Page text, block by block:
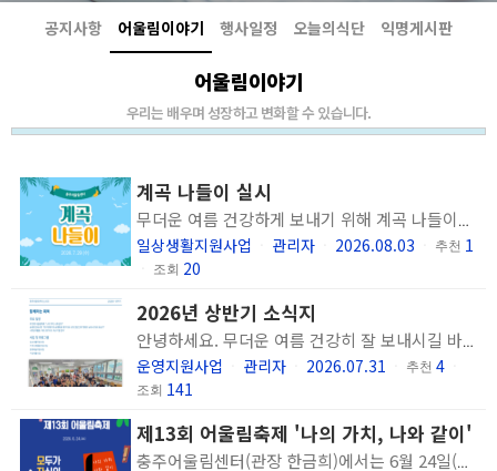
공지사항 어울림이야기 행사일정 오늘의식단 익명게시판
어울림이야기
우리는 배우며 성장하고 변화할 수 있습니다.
계곡 나들이 실시
무더운 여름 건강하게 보내기 위해 계곡 나들이를 진행하였습니다. 모두 여름 건강히 잘 보내시길 바라겠습니다. 하반기에도 이용인분들과 함께 배우고 성장하며 변화하고자 노력하겠습니다.
일상생활지원사업 관리자 2026.08.03 추천 1
조회 20
2026년 상반기 소식지
안녕하세요. 무더운 여름 건강히 잘 보내시길 바랍니다. 올해 상반기 동안 저희 기관과 이용인분들께 보내주신 관심과 응원 덕분에 다양한 경험을 하고 회복을 위해 노력할 수 있었습니다. 감사의 인사를 드리며, 상반기 동안의 활동과 이야기를 모은 소식지를 보내드립니다. 하반기에도 이용인분들이 지역사회에서 더불어 건강하게 살아갈 수 있도록 함께 하겠습니다. 감사합니다.
운영지원사업 관리자 2026.07.31 추천 4
조회 141
제13회 어울림축제 '나의 가치, 나와 같이'
충주어울림센터(관장 한금희)에서는 6월 24일(수) 달래강마을관리사회적협동조합 3층 북카페에서 제13회 어울림축제 '나의 가치, 나와 같이'를 개최했습니다. 모두가 자신의 무가치함과 싸우고 있다는 작은 주제로 나의 내면에 있는 가치로움을 탐색하고 자신과 싸우고 있는 것들에서 안정감을 찾는 방법을 찾고자 '마음 안정 굿즈 만들기', '가치탐색 메세지 적기' 부스를 운영하고 스스로를 조울러라 하며 회복과정의 일환으로 유튜브 활동을 꾸준히 하고 있는 채널<조우네 마음약국>의 크리에이터 조우님과 쫑박사님을 모시고 당사자의 회복과정과 가치로움에 대한 이야기를 나누는 의미 있는 시간을 가졌습니다. 충주어울림센터 회원분들이 열심히 준비한 악뮤의 소문의 낙원에 맞춰 율동을 하는 플래시몹을 선보이기도 했습니다. 치료의 개념으로 병을 억누르는 것이 아닌 질병 뒤에 있는, 있는 그대로의 나를 인정하면서 스스로를 보듬을 수 있는 힘을 기르자는 회복가치를 즐겁고 유쾌하게 풀어나갔던 이번 행사에 많은 관심과 응원을 보내주셔서 감사합니다.